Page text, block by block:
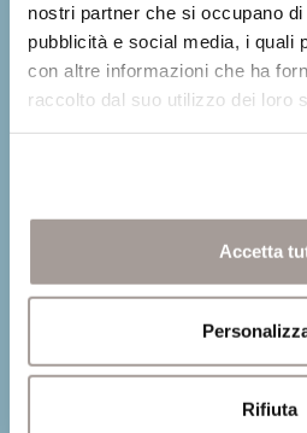
nostri partner che si occupano di
pubblicità e social media, i quali
con altre informazioni che ha
raccolto dal suo utilizzo dei loro
Accetta
Rifiuta